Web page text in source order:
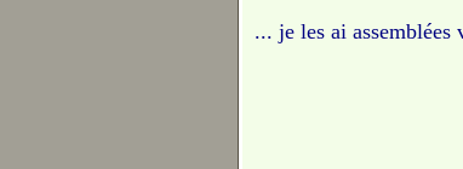
... je les ai assemblées